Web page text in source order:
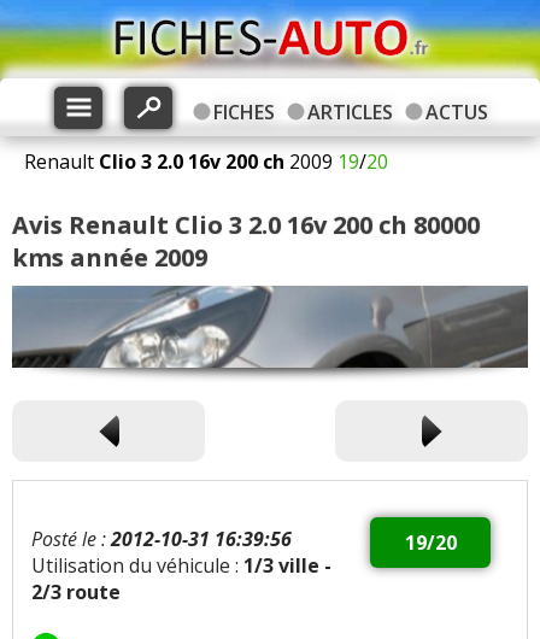
FICHES ARTICLES
ACTUS
Renault Clio 3 2.0 16v 200 ch 2009 19/20
Avis Renault Clio 3 2.0 16v 200 ch 80000
kms année 2009
19/20
Posté le :2012-10-31 16:39:56
Utilisation du véhicule : 1/3 ville -
2/3 route